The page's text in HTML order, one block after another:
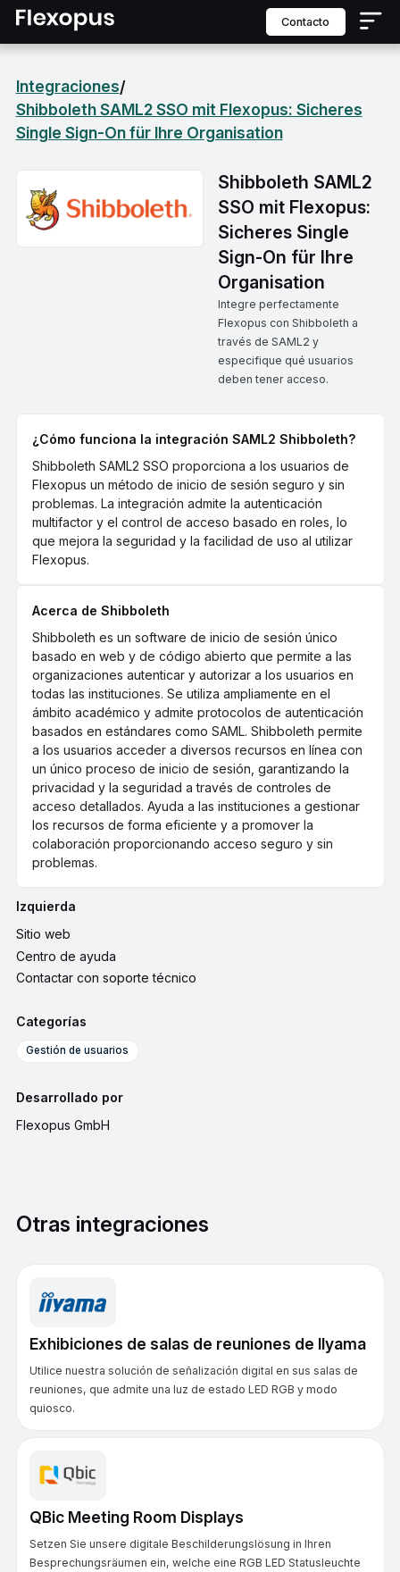
contacto
Integraciones/
Shibboleth SAML2 SSO mit Flexopus: Sicheres
Single Sign-On für Ihre Organisation
Shibboleth SAML2
SSO mit Flexopus:
Sicheres Single
Sign-On für Ihre
Organisation
Integre perfectamente
Flexopus con Shibboleth a
través de SAML2 y
especifique qué usuarios
deben tener acceso.
¿Cómo funciona la integración SAML2 Shibboleth?
Shibboleth SAML2 SSO proporciona a los usuarios de
Flexopus un método de inicio de sesión seguro y sin
problemas. La integración admite la autenticación
multifactor y el control de acceso basado en roles, lo
que mejora la seguridad y la facilidad de uso al utilizar
Flexopus.
Acerca de Shibboleth
Shibboleth es un software de inicio de sesión único
basado en web y de código abierto que permite a las
organizaciones autenticar y autorizar a los usuarios en
todas las instituciones. Se utiliza ampliamente en el
ámbito académico y admite protocolos de autenticación
basados en estándares como SAML. Shibboleth permite
a los usuarios acceder a diversos recursos en línea con
un único proceso de inicio de sesión, garantizando la
privacidad y la seguridad a través de controles de
acceso detallados. Ayuda a las instituciones a gestionar
los recursos de forma eficiente y a promover la
colaboración proporcionando acceso seguro y sin
problemas.
Izquierda
Sitio web
Centro de ayuda
Contactar con soporte técnico
Categorías
Gestión de usuarios
Desarrollado por
Flexopus GmbH
Otras integraciones
Exhibiciones de salas de reuniones de IIyama
Utilice nuestra solución de señalización digital en sus salas de
reuniones, que admite una luz de estado LED RGB y modo
quiosco.
QBic Meeting Room Displays
Setzen Sie unsere digitale Beschilderungslösung in Ihren
Besprechungsräumen ein, welche eine RGB LED Statusleuchte